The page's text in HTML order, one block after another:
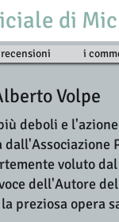
di
Volpe
deboli e
voluto
dell'Autore
preziosa opera
recensioni i